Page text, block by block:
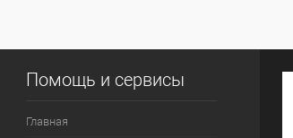
Помощь и сервисы
Главная